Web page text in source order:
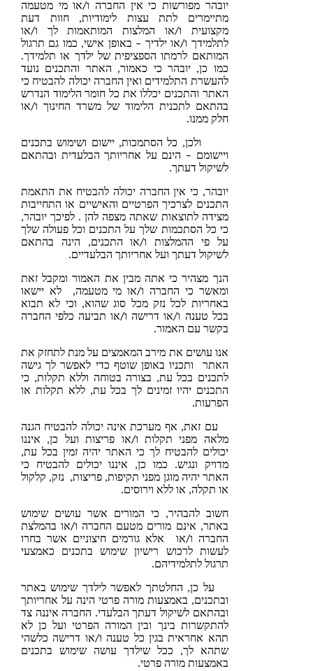
יובהר מפורשות כי אין החברה ו/או מי מטעמה
מתיימרים לתת עצות לימודיות, חוות דעת
מקצועית ו/או המלצות המותאמות לך ו/או
לתלמידך ו/או ילדיך – באופן אישי, כמו גם תרגול
המותאם לרמתו הספציפית של ילדך או תלמידך.
כמו כן, יובהר כי כאמור, האתר והתכנים נועד
להעשרת התלמידים ואין החברה יכולה להבטיח כי
האתר והתכנים יכללו את כל חומר הלימוד הנדרש
בהתאם לתכנית הלימוד של משרד החינוך ו/או
כל הסתמכות, יישום ושימוש בתכנים
ויישומם – הינם על אחריותך הבלעדית ובהתאם
יובהר, כי אין החברה יכולה להבטיח את התאמת
התכנים לצרכיך הפרטיים והאישיים או התחייבות
מצידה לתוצאות שאתה מצפה להן . לפיכך יובהר,
כי כל הסתכמות שלך על התכנים וכל פעולה שלך
על פי ההמלצות ו/או התכנים, הינה בהתאם
לשיקול דעתך ועל אחריותך הבלעדיים.
הנך מצהיר כי אתה מבין את האמור ומקבל זאת
ומאשר כי החברה ו/או מי מטעמה, לא יישאו
באחריות לכל נזק מכל סוג שהוא, וכי לא תבוא
בכל טענה ו/או דרישה ו/או תביעה כלפי החברה
בקשר עם האמור.
אנו עושים את מירב המאמצים על מנת לתחזק את
האתר ותכניו באופן שוטף כדי לאפשר לך גישה
לתכנים בכל עת, בצורה בטוחה וללא תקלות, כי
התכנים יהיו זמינים לך בכל עת, ללא תקלות או
אף מערכת אינה יכולה להבטיח הגנה
מלאה מפני תקלות ו/או פריצות ועל כן, איננו
יכולים להבטיח לך כי האתר יהיה זמין בכל עת,
מדויק ונגיש. כמו כן, איננו יכולים להבטיח כי
האתר יהיה מוגן מפני תקיפות, פריצות, נזק, קלקול
או תקלה, או ללא וירוסים.
חשוב להבהיר, כי המורים אשר עושים שימוש
באתר, אינם מורים מטעם החברה ו/או בהמלצת
החברה ו/או אלא גורמים חיצוניים אשר בחרו
לעשות לרכוש רישיון שימוש בתכנים כאמצעי
תרגול לתלמידיהם.
החלטתך לאפשר לילדך שימוש באתר
ובתכנים, באמצעות מורה פרטי הינה על אחריותך
ובהתאם לשיקול דעתך הבלעדי. החברה איננה צד
להתקשרות בינך ובין המורה הפרטי ועל כן לא
תהא אחראית בגין כל טענה ו/או דרישה כלשהי
שתהא לך, ככל שילדך עושה שימוש בתכנים
באמצעות מורה פרטי.